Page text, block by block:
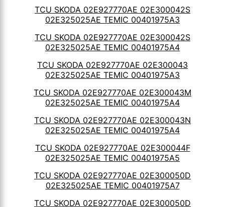
TCU SKODA 02E927770AE 02E300042S
02E325025AE TEMIC 00401975A3
TCU SKODA 02E927770AE 02E300042S
02E325025AE TEMIC 00401975A4
TCU SKODA 02E927770AE 02E300043
02E325025AE TEMIC 00401975A3
TCU SKODA 02E927770AE 02E300043M
02E325025AE TEMIC 00401975A4
TCU SKODA 02E927770AE 02E300043N
02E325025AE TEMIC 00401975A4
TCU SKODA 02E927770AE 02E300044F
02E325025AE TEMIC 00401975A5
TCU SKODA 02E927770AE 02E300050D
02E325025AE TEMIC 00401975A7
TCU SKODA 02E927770AE 02E300050D